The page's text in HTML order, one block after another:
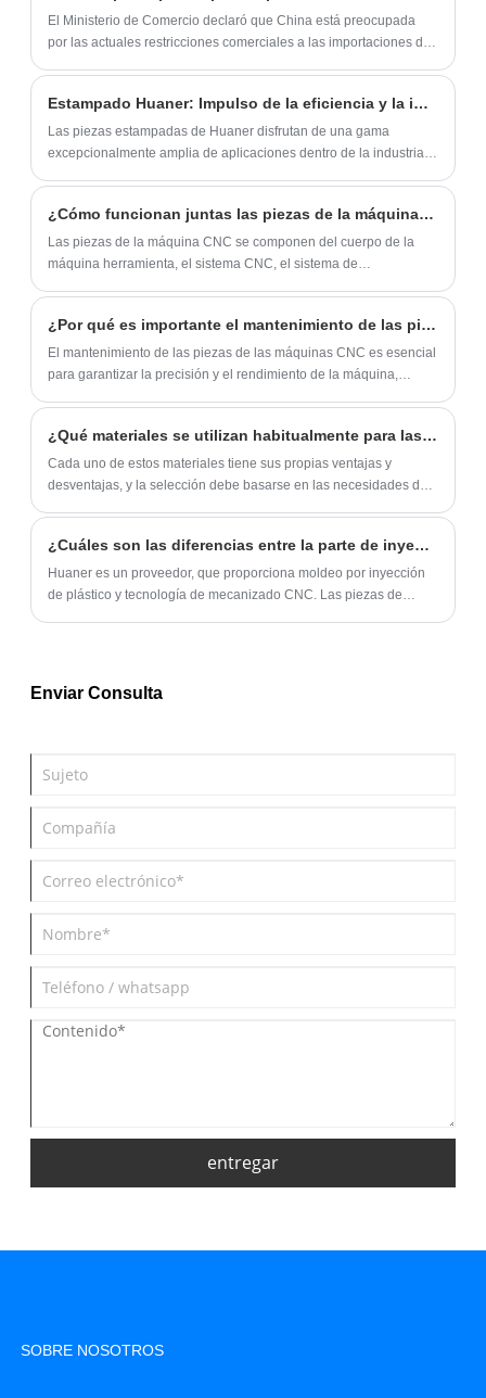
estándares de la FDA/GB. El tazón está es
helado o esblasta y tiene un recubrimiento
El Ministerio de Comercio declaró que China está preocupada
por las actuales restricciones comerciales a las importaciones de
Estampado Huaner: Impulso de la eficiencia y la innovación en la fabricación de automóviles
Las piezas estampadas de Huaner disfrutan de una gama
excepcionalmente amplia de aplicaciones dentro de la industria
¿Cómo funcionan juntas las piezas de la máquina CNC?
Las piezas de la máquina CNC se componen del cuerpo de la
máquina herramienta, el sistema CNC, el sistema de
control preciso, garantiza la precisión y eficiencia del
procesamiento.
¿Por qué es importante el mantenimiento de las piezas de las máquinas CNC?
El mantenimiento de las piezas de las máquinas CNC es esencial
para garantizar la precisión y el rendimiento de la máquina,
¿Qué materiales se utilizan habitualmente para las piezas de chapa metálica?
Cada uno de estos materiales tiene sus propias ventajas y
desventajas, y la selección debe basarse en las necesidades del
¿Cuáles son las diferencias entre la parte de inyección de plástico y la parte de plástico mecanizado?
Huaner es un proveedor, que proporciona moldeo por inyección
de plástico y tecnología de mecanizado CNC. Las piezas de
Enviar Consulta
entregar
SOBRE NOSOTROS